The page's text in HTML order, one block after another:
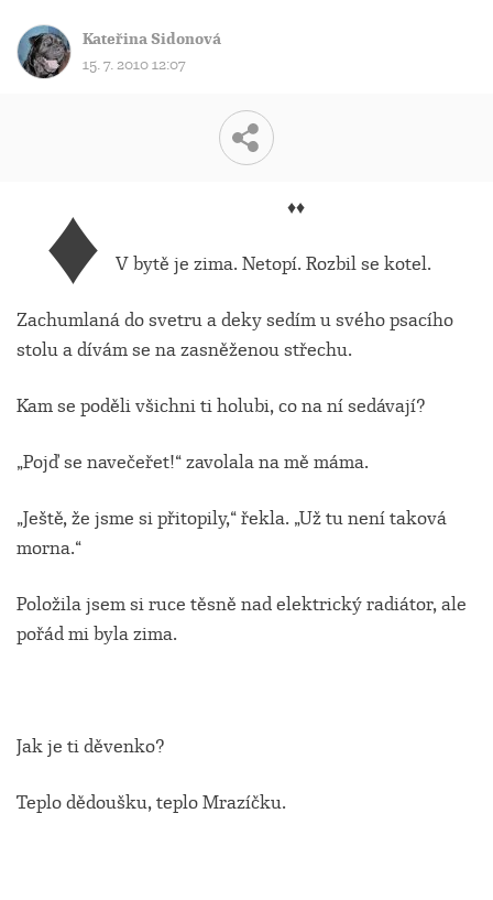
Kateřina Sidonová
15. 7. 2010 12:07
♦ ♦♦
V bytě je zima. Netopí. Rozbil se kotel.
Zachumlaná do svetru a deky sedím u svého psacího
stolu a dívám se na zasněženou střechu.
Kam se poděli všichni ti holubi, co na ní sedávají?
„Pojď se navečeřet!“ zavolala na mě máma.
„Ještě, že jsme si přitopily,“ řekla. „Už tu není taková
morna.“
Položila jsem si ruce těsně nad elektrický radiátor, ale
pořád mi byla zima.
Jak je ti děvenko?
Teplo dědoušku, teplo Mrazíčku.